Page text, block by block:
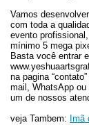
Vamos
com toda a
evento
mínimo 5 mega
Basta você entrar
na pagina
mail, WhatsApp
um de nossos
veja Tambem: Imã